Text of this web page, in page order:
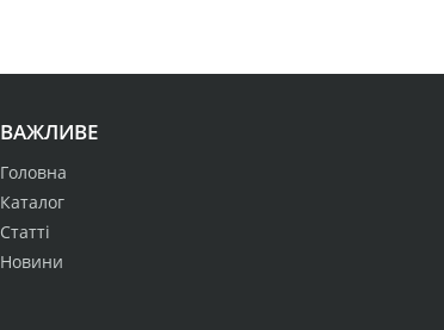
ВАЖЛИВЕ
Головна
Каталог
Статті
Новини